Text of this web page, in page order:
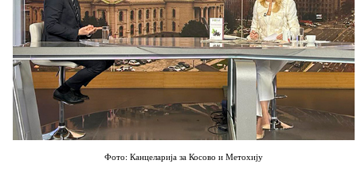
Фото: Канцеларија за Косово и Метохију